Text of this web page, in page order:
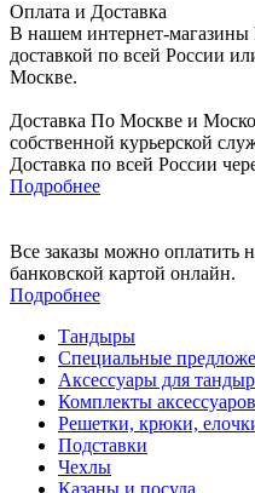
Оплата и Доставка
В нашем интернет-
доставкой по всей России
Москве.
Доставка По Москве и
собственной курьерской
Доставка по всей России
Подробнее
Все заказы можно оплатить
банковской картой онлайн.
Подробнее
Тандыры
Специальные
Аксессуары для
Комплекты аксессуаров
Решетки, крюки,
Подставки
Чехлы